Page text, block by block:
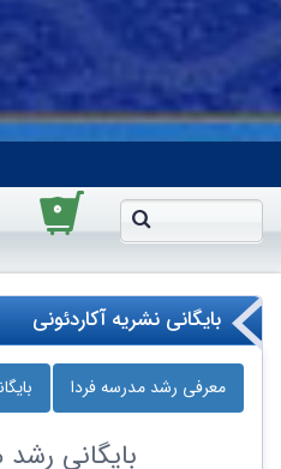
۰
بایگانی نشریه آکاردئونی
معرفی رشد مدرسه‌ فردا
بایگانی رشد